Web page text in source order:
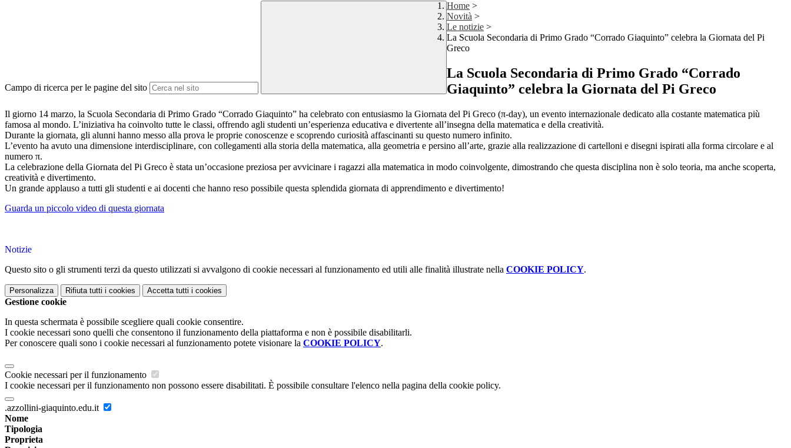
Campo di ricerca per le pagine del sito
Home >
Novità >
Le notizie >
La Scuola Secondaria di Primo Grado “Corrado Giaquinto” celebra la Giornata del Pi
Greco
La Scuola Secondaria di Primo Grado “Corrado
Giaquinto” celebra la Giornata del Pi Greco
Il giorno 14 marzo, la Scuola Secondaria di Primo Grado “Corrado Giaquinto” ha celebrato con entusiasmo la Giornata del Pi Greco (π-day), un evento internazionale dedicato alla costante matematica più
famosa al mondo. L’iniziativa ha coinvolto tutte le classi, offrendo agli studenti un’esperienza educativa e divertente all’insegna della matematica e della creatività.
Durante la giornata, gli alunni hanno messo alla prova le proprie conoscenze e scoprendo curiosità affascinanti su questo numero infinito.
L’evento ha avuto una dimensione interdisciplinare, con collegamenti alla storia della matematica, alla geometria e persino all’arte, grazie alla realizzazione di cartelloni e disegni ispirati alla forma circolare e al
numero π.
La celebrazione della Giornata del Pi Greco è stata un’occasione preziosa per avvicinare i ragazzi alla matematica in modo coinvolgente, dimostrando che questa disciplina non è solo teoria, ma anche scoperta,
creatività e divertimento.
Un grande applauso a tutti gli studenti e ai docenti che hanno reso possibile questa splendida giornata di apprendimento e divertimento!
Guarda un piccolo video di questa giornata
Notizie
Questo sito o gli strumenti terzi da questo utilizzati si avvalgono di cookie necessari al funzionamento ed utili alle finalità illustrate nella COOKIE POLICY.
Personalizza Rifiuta tutti i cookies Accetta tutti i cookies
Gestione cookie
In questa schermata è possibile scegliere quali cookie consentire.
I cookie necessari sono quelli che consentono il funzionamento della piattaforma e non è possibile disabilitarli.
Per conoscere quali sono i cookie necessari al funzionamento potete visionare la COOKIE POLICY.
Cookie necessari per il funzionamento
I cookie necessari per il funzionamento non possono essere disabilitati. È possibile consultare l'elenco nella pagina della cookie policy.
.azzollini-giaquinto.edu.it
Nome
Tipologia
Proprieta